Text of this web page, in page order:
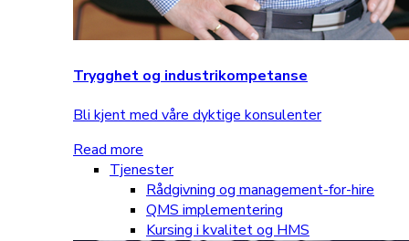
Trygghet og industrikompetanse
Bli kjent med våre dyktige konsulenter
Read more
Tjenester
Rådgivning og management-for-hire
QMS implementering
Kursing i kvalitet og HMS